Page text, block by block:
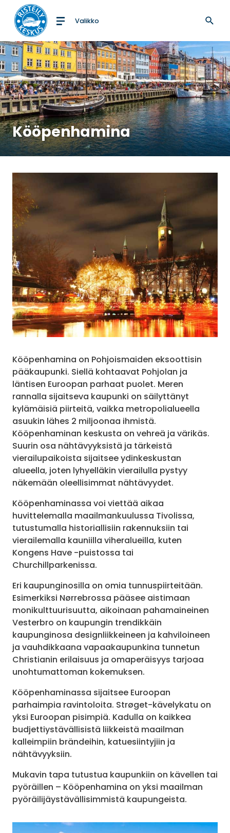
Etusivulle
Valikko
Kööpenhamina
Kööpenhamina on Pohjoismaiden eksoottisin
pääkaupunki. Siellä kohtaavat Pohjolan ja
läntisen Euroopan parhaat puolet. Meren
rannalla sijaitseva kaupunki on säilyttänyt
kylämäisiä piirteitä, vaikka metropolialueella
asuukin lähes 2 miljoonaa ihmistä.
Kööpenhaminan keskusta on vehreä ja värikäs.
Suurin osa nähtävyyksistä ja tärkeistä
vierailupaikoista sijaitsee ydinkeskustan
alueella, joten lyhyelläkin vierailulla pystyy
näkemään oleellisimmat nähtävyydet.
Kööpenhaminassa voi viettää aikaa
huvittelemalla maailmankuulussa Tivolissa,
tutustumalla historiallisiin rakennuksiin tai
vierailemalla kauniilla viheralueilla, kuten
Kongens Have -puistossa tai
Churchillparkenissa.
Eri kaupunginosilla on omia tunnuspiirteitään.
Esimerkiksi Nørrebrossa pääsee aistimaan
monikulttuurisuutta, aikoinaan pahamaineinen
Vesterbro on kaupungin trendikkäin
kaupunginosa designliikkeineen ja kahviloineen
ja vauhdikkaana vapaakaupunkina tunnetun
Christianin erilaisuus ja omaperäisyys tarjoaa
unohtumattoman kokemuksen.
Kööpenhaminassa sijaitsee Euroopan
parhaimpia ravintoloita. Strøget-kävelykatu on
yksi Euroopan pisimpiä. Kadulla on kaikkea
budjettiystävällisistä liikkeistä maailman
kalleimpiin brändeihin, katuesiintyjiin ja
nähtävyyksiin.
Mukavin tapa tutustua kaupunkiin on kävellen tai
pyöräillen – Kööpenhamina on yksi maailman
pyöräilijäystävällisimmistä kaupungeista.